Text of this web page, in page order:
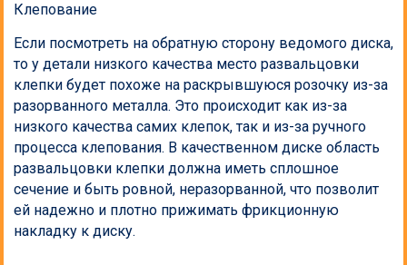
Клепование
Если посмотреть на обратную сторону ведомого диска,
то у детали низкого качества место развальцовки
клепки будет похоже на раскрывшуюся розочку из-за
разорванного металла. Это происходит как из-за
низкого качества самих клепок, так и из-за ручного
процесса клепования. В качественном диске область
развальцовки клепки должна иметь сплошное
сечение и быть ровной, неразорванной, что позволит
ей надежно и плотно прижимать фрикционную
накладку к диску.